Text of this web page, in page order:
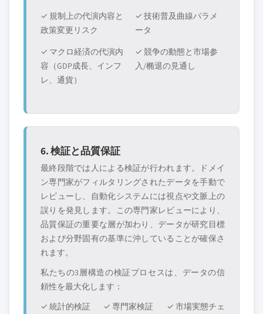
✓ 規制上の代演内容と
政策変更リスク
✓ 技術普及曲線パラメ
ータ
✓ マクロ経済の代演内
容（GDP成長、インフ
レ、通貨）
✓ 競争の動態と市場参
入/椭退の見通し
6. 検証と品質保証
最終段階では人による検証が行われます。ドメイ
ン専門家がフィルタリングされたデータを手動で
レビューし、自動化システムには視点や文脈上の
誤りを発見します。この専門家レビューにより、
品質保証の重要な層が加わり、データが研究目標
および分野固有の基準に沖していることが確保さ
れます。
私たちの3層構造の検証プロセスは、データの信
頼性を最大化します：
✓ 統計的検証
✓ 専門家検証
✓ 市場実態チェ